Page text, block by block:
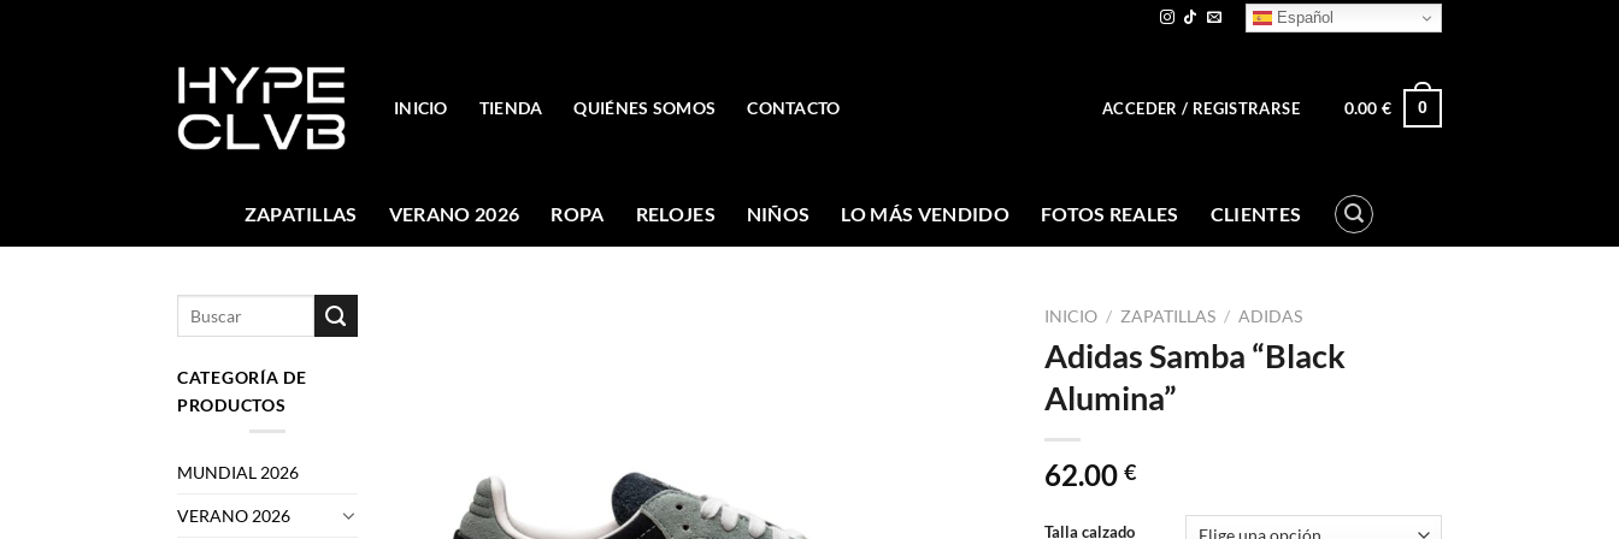
Español
INICIO TIENDA QUIÉNES SOMOS CONTACTO ACCEDER / REGISTRARSE 0.00€ 0
ZAPATILLAS VERANO 2026 ROPA RELOJES NIÑOS LO MÁS VENDIDO FOTOS REALES CLIENTES
CATEGORÍA DE
PRODUCTOS
MUNDIAL 2026
VERANO 2026
INICIO / ZAPATILLAS / ADIDAS
Adidas Samba “Black
Alumina”
62.00 €
Talla calzado